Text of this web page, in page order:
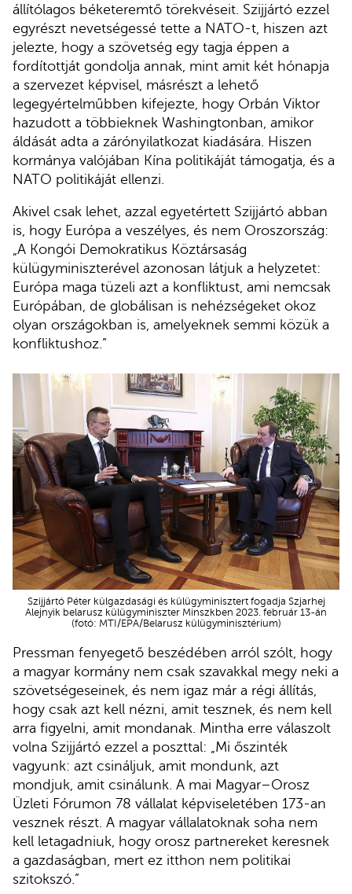
állítólagos béketeremtő törekvéseit. Szijjártó ezzel
egyrészt nevetségessé tette a NATO-t, hiszen azt
jelezte, hogy a szövetség egy tagja éppen a
fordítottját gondolja annak, mint amit két hónapja
a szervezet képvisel, másrészt a lehető
legegyértelműbben kifejezte, hogy Orbán Viktor
hazudott a többieknek Washingtonban, amikor
áldását adta a zárónyilatkozat kiadására. Hiszen
kormánya valójában Kína politikáját támogatja, és a
NATO politikáját ellenzi.
Akivel csak lehet, azzal egyetértett Szijjártó abban
is, hogy Európa a veszélyes, és nem Oroszország:
„A Kongói Demokratikus Köztársaság
külügyminiszterével azonosan látjuk a helyzetet:
Európa maga tüzeli azt a konfliktust, ami nemcsak
Európában, de globálisan is nehézségeket okoz
olyan országokban is, amelyeknek semmi közük a
konfliktushoz.”
Szijjártó Péter külgazdasági és külügyminisztert fogadja Szjarhej
Alejnyik belarusz külügyminiszter Minszkben 2023. február 13-án
(fotó: MTI/EPA/Belarusz külügyminisztérium)
Pressman fenyegető beszédében arról szólt, hogy
a magyar kormány nem csak szavakkal megy neki a
szövetségeseinek, és nem igaz már a régi állítás,
hogy csak azt kell nézni, amit tesznek, és nem kell
arra figyelni, amit mondanak. Mintha erre válaszolt
volna Szijjártó ezzel a poszttal: „Mi őszinték
vagyunk: azt csináljuk, amit mondunk, azt
mondjuk, amit csinálunk. A mai Magyar–Orosz
Üzleti Fórumon 78 vállalat képviseletében 173-an
vesznek részt. A magyar vállalatoknak soha nem
kell letagadniuk, hogy orosz partnereket keresnek
a gazdaságban, mert ez itthon nem politikai
szitokszó.”